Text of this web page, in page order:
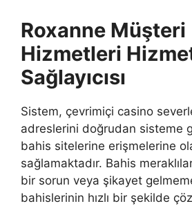
Roxanne Müşteri
Hizmetleri
Sağlayıcısı
Sistem, çevrimiçi casino
adreslerini doğrudan sisteme
bahis sitelerine erişmelerine
sağlamaktadır. Bahis
bir sorun veya şikayet
bahislerinin hızlı bir şekilde